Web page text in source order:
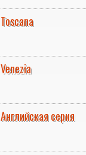
Toscana
Venezia
Английская серия